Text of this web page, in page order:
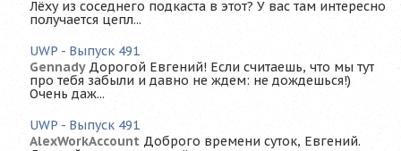
Лёху из соседнего подкаста в этот? У вас там интересно
получается цепл...
UWP - Выпуск 491
Gennady Дорогой Евгений! Если считаешь, что мы тут
про тебя забыли и давно не ждем: не дождешься!)
Очень даж...
UWP - Выпуск 491
AlexWorkAccount Доброго времени суток, Евгений.